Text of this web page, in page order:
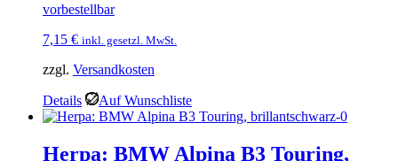
vorbestellbar
7,15 € inkl. gesetzl. MwSt.
zzgl. Versandkosten
Details Auf Wunschliste
Herpa: BMW Alpina B3 Touring,